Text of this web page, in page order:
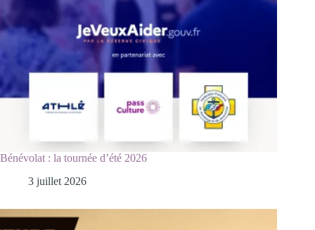
Bénévolat : la tournée d’été 2026
3 juillet 2026